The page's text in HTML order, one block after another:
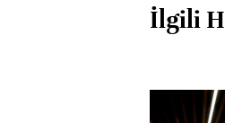
İlgili